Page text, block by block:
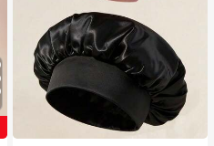
#1 Más vendidos
en Multicolor Gorros para el pelo para mujer
Establecido hace 1 año